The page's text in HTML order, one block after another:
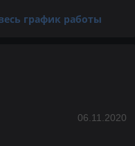
график работы
06.11.2020